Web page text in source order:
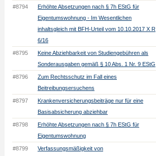
#8794
Erhöhte Absetzungen nach § 7h EStG für
Eigentumswohnung - Im Wesentlichen
inhaltsgleich mit BFH-Urteil vom 10.10.2017 X R
6/16
#8795
Keine Abziehbarkeit von Studiengebühren als
Sonderausgaben gemäß § 10 Abs. 1 Nr. 9 EStG
#8796
Zum Rechtsschutz im Fall eines
Beitreibungsersuchens
#8797
Krankenversicherungsbeiträge nur für eine
Basisabsicherung abziehbar
#8798
Erhöhte Absetzungen nach § 7h EStG für
Eigentumswohnung
#8799
Verfassungsmäßigkeit von